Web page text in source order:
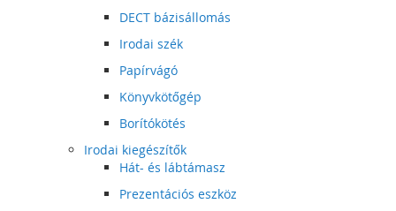
DECT bázisállomás
Irodai szék
Papírvágó
Könyvkötőgép
Borítókötés
Irodai kiegészítők
Hát- és lábtámasz
Prezentációs eszköz